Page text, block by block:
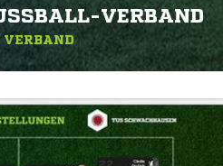
VERBAND